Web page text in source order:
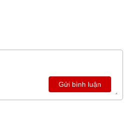
Gửi bình luận